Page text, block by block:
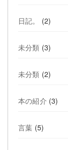
日記。 (2)
未分類 (3)
未分類 (2)
本の紹介 (3)
言葉 (5)